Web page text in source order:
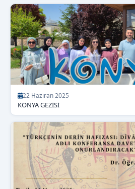
22 Haziran 2025
KONYA GEZİSİ